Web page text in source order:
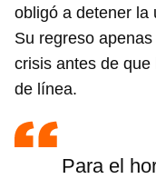
obligó a detener la
Su regreso
crisis antes de
de línea.
Para el